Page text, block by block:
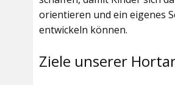
orientieren und ein eigenes
entwickeln können.
Ziele unserer